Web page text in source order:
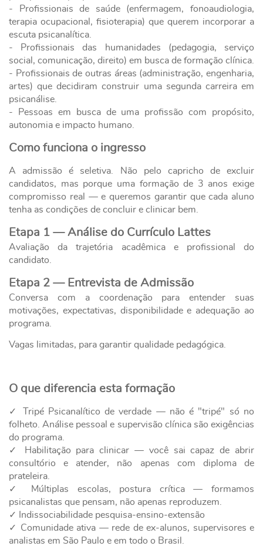
- Profissionais de saúde (enfermagem, fonoaudiologia,
terapia ocupacional, fisioterapia) que querem incorporar a
escuta psicanalítica.
- Profissionais das humanidades (pedagogia, serviço
social, comunicação, direito) em busca de formação clínica.
- Profissionais de outras áreas (administração, engenharia,
artes) que decidiram construir uma segunda carreira em
psicanálise.
- Pessoas em busca de uma profissão com propósito,
autonomia e impacto humano.
Como funciona o ingresso
A admissão é seletiva. Não pelo capricho de excluir
candidatos, mas porque uma formação de 3 anos exige
compromisso real — e queremos garantir que cada aluno
tenha as condições de concluir e clinicar bem.
Etapa 1 — Análise do Currículo Lattes
Avaliação da trajetória acadêmica e profissional do
candidato.
Etapa 2 — Entrevista de Admissão
Conversa com a coordenação para entender suas
motivações, expectativas, disponibilidade e adequação ao
programa.
Vagas limitadas, para garantir qualidade pedagógica.
O que diferencia esta formação
✓ Tripé Psicanalítico de verdade — não é "tripé" só no
folheto. Análise pessoal e supervisão clínica são exigências
do programa.
✓ Habilitação para clinicar — você sai capaz de abrir
consultório e atender, não apenas com diploma de
prateleira.
✓ Múltiplas escolas, postura crítica — formamos
psicanalistas que pensam, não apenas reproduzem.
✓ Indissociabilidade pesquisa-ensino-extensão
✓ Comunidade ativa — rede de ex-alunos, supervisores e
analistas em São Paulo e em todo o Brasil.